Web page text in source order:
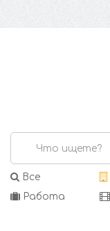
Все
Работа